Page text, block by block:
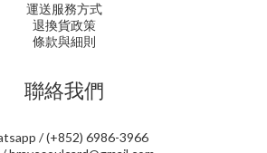
運送服務方式
退換貨政策
條款與細則
聯絡我們
/ (+852) 6986-3966